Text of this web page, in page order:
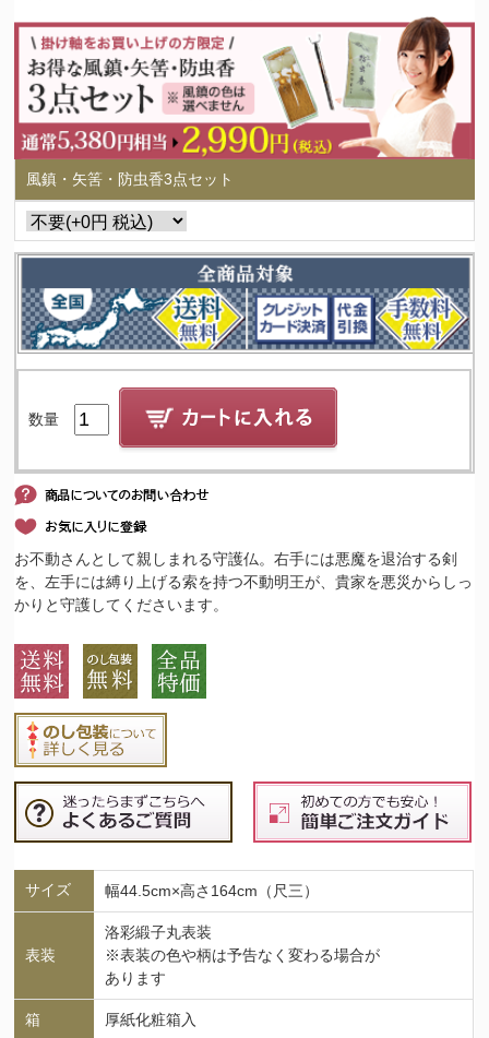
風鎮・矢筈・防虫香3点セット
数量
お不動さんとして親しまれる守護仏。右手には悪魔を退治する剣
を、左手には縛り上げる索を持つ不動明王が、貴家を悪災からしっ
かりと守護してくださいます。
サイズ 幅44.5cm×高さ164cm（尺三）
表装
洛彩緞子丸表装
※表装の色や柄は予告なく変わる場合が
あります
箱 厚紙化粧箱入